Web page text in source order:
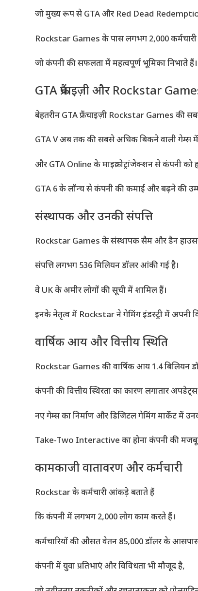
जो मुख्य रूप से GTA और Red Dead
Rockstar Games के पास लगभग 2,000 कर्मचारी
जो कंपनी की सफलता में महत्वपूर्ण भूमिका निभाते हैं।
GTA फ्रैंचाइज़ी और Rockstar
बेहतरीन GTA फ्रैंचाइज़ी Rockstar Games की
GTA V अब तक की सबसे अधिक बिकने वाली गेम्स
और GTA Online के माइक्रोट्रांजेक्शन से कंपनी को
GTA 6 के लॉन्च से कंपनी की कमाई और बढ़ने की
संस्थापक और उनकी संपत्ति
Rockstar Games के संस्थापक सैम और डैन
संपत्ति लगभग 536 मिलियन डॉलर आंकी गई है।
वे UK के अमीर लोगों की सूची में शामिल हैं।
इनके नेतृत्व में Rockstar ने गेमिंग इंडस्ट्री में अपनी
वार्षिक आय और वित्तीय स्थिति
Rockstar Games की वार्षिक आय 1.4 बिलियन
कंपनी की वित्तीय स्थिरता का कारण लगातार
नए गेम्स का निर्माण और डिजिटल गेमिंग मार्केट में
Take-Two Interactive का होना कंपनी की मजबूत
कामकाजी वातावरण और कर्मचारी
Rockstar के कर्मचारी आंकड़े बताते हैं
कि कंपनी में लगभग 2,000 लोग काम करते हैं।
कर्मचारियों की औसत वेतन 85,000 डॉलर के
कंपनी में युवा प्रतिभाएं और विविधता भी मौजूद है,